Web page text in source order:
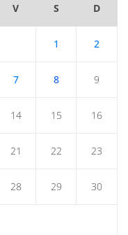
V S D
1 2
7 8 9
14 15 16
21 22 23
28 29 30